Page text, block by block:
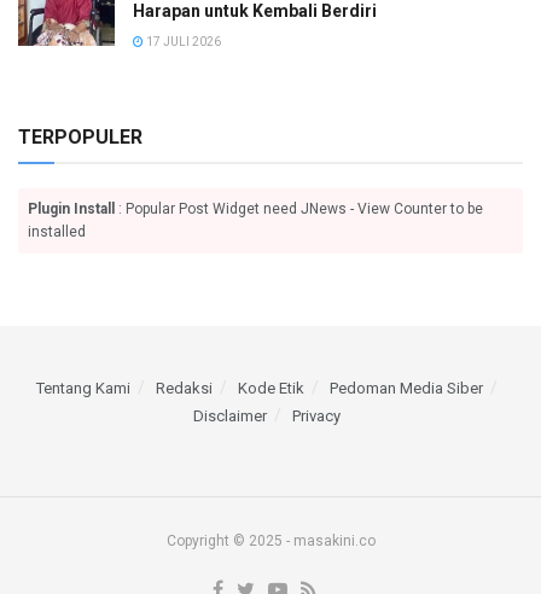
Harapan untuk Kembali Berdiri
17 JULI 2026
TERPOPULER
Plugin Install
: Popular Post Widget need JNews - View Counter to be
installed
Tentang Kami Redaksi Kode Etik
Pedoman Media Siber
Disclaimer
Privacy
Copyright © 2025 - masakini.co